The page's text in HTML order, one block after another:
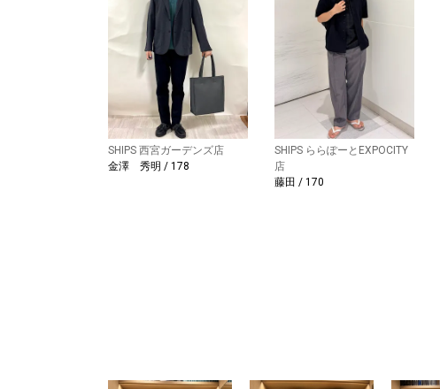
SHIPS 西宮ガーデンズ店
金澤 秀明 / 178
SHIPS ららぽーとEXPOCITY
店
藤田 / 170